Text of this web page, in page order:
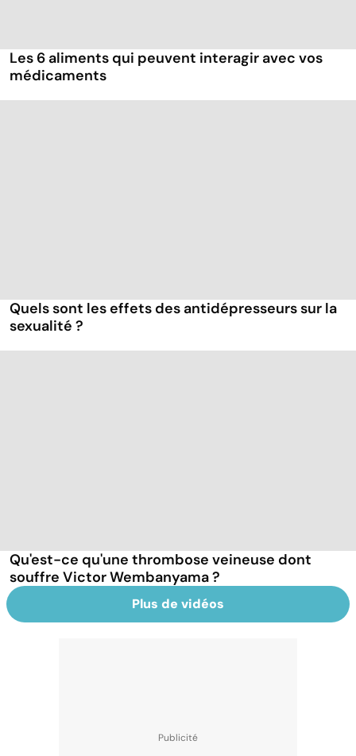
Les 6 aliments qui peuvent interagir avec vos
médicaments
Quels sont les effets des antidépresseurs sur la
sexualité ?
Qu'est-ce qu'une thrombose veineuse dont
souffre Victor Wembanyama ?
Plus de vidéos